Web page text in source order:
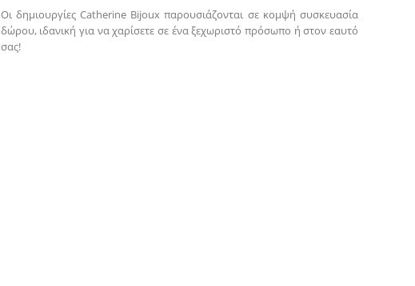
Οι δημιουργίες Catherine Bijoux παρουσιάζονται σε κομψή συσκευασία
δώρου, ιδανική για να χαρίσετε σε ένα ξεχωριστό πρόσωπο ή στον εαυτό
σας!